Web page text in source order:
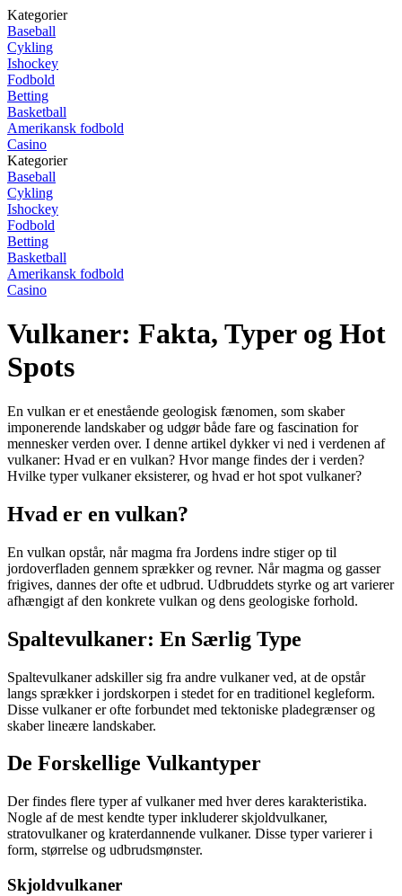
Kategorier
Baseball
Cykling
Ishockey
Fodbold
Betting
Basketball
Amerikansk fodbold
Casino
Kategorier
Baseball
Cykling
Ishockey
Fodbold
Betting
Basketball
Amerikansk fodbold
Casino
Vulkaner: Fakta, Typer og Hot
Spots
En vulkan er et enestående geologisk fænomen, som skaber
imponerende landskaber og udgør både fare og fascination for
mennesker verden over. I denne artikel dykker vi ned i verdenen af
vulkaner: Hvad er en vulkan? Hvor mange findes der i verden?
Hvilke typer vulkaner eksisterer, og hvad er hot spot vulkaner?
Hvad er en vulkan?
En vulkan opstår, når magma fra Jordens indre stiger op til
jordoverfladen gennem sprækker og revner. Når magma og gasser
frigives, dannes der ofte et udbrud. Udbruddets styrke og art varierer
afhængigt af den konkrete vulkan og dens geologiske forhold.
Spaltevulkaner: En Særlig Type
Spaltevulkaner adskiller sig fra andre vulkaner ved, at de opstår
langs sprækker i jordskorpen i stedet for en traditionel kegleform.
Disse vulkaner er ofte forbundet med tektoniske pladegrænser og
skaber lineære landskaber.
De Forskellige Vulkantyper
Der findes flere typer af vulkaner med hver deres karakteristika.
Nogle af de mest kendte typer inkluderer skjoldvulkaner,
stratovulkaner og kraterdannende vulkaner. Disse typer varierer i
form, størrelse og udbrudsmønster.
Skjoldvulkaner